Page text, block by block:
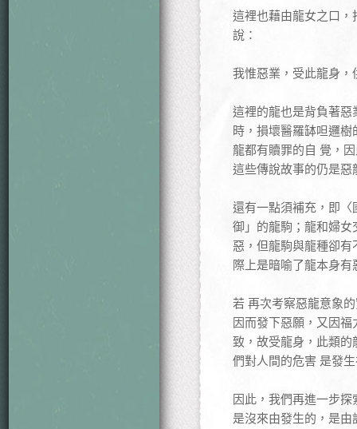
這裡也藉由龍女之口
說：
我惟惡業，受此龍身，
這裡的龍也是背負著惡
時，損壞醫羅缽呾邏
龍都有贖罪的自 覺，
這些傳說故事的仍是惡
還有一點須補充，即
御」的龍駒；龍和婦
惡，但龍駒與龍種卻
際上是暗喻了龍本身
若 再次考察惡龍意象
因而發下惡願，又因
致，故受龍身，此類
們對人間的危害 是發
因此，我們再進一步
是沒來由發生的，是